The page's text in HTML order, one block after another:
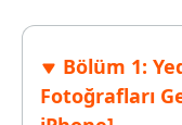
Bölüm 1:
Fotoğrafları